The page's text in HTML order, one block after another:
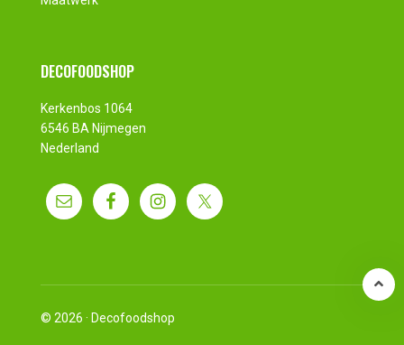
DECOFOODSHOP
Kerkenbos 1064
6546 BA Nijmegen
Nederland
© 2026 · Decofoodshop